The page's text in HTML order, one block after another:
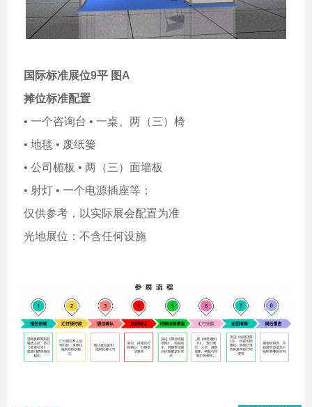
国际标准展位9平 图A
摊位标准配置
• 一个咨询台 • 一桌、两（三）椅
• 地毯 • 废纸篓
• 公司楣板 • 两（三）面墙板
• 射灯 • 一个电源插座等；
仅供参考，以实际展会配置为准
光地展位：不含任何设施